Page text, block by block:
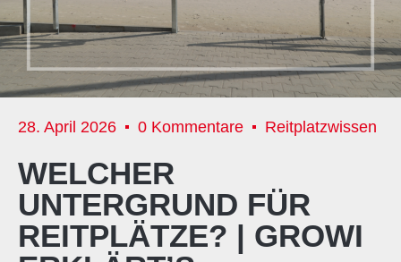
28. April 2026 0 Kommentare Reitplatzwissen
WELCHER
UNTERGRUND FÜR
REITPLÄTZE? | GROWI